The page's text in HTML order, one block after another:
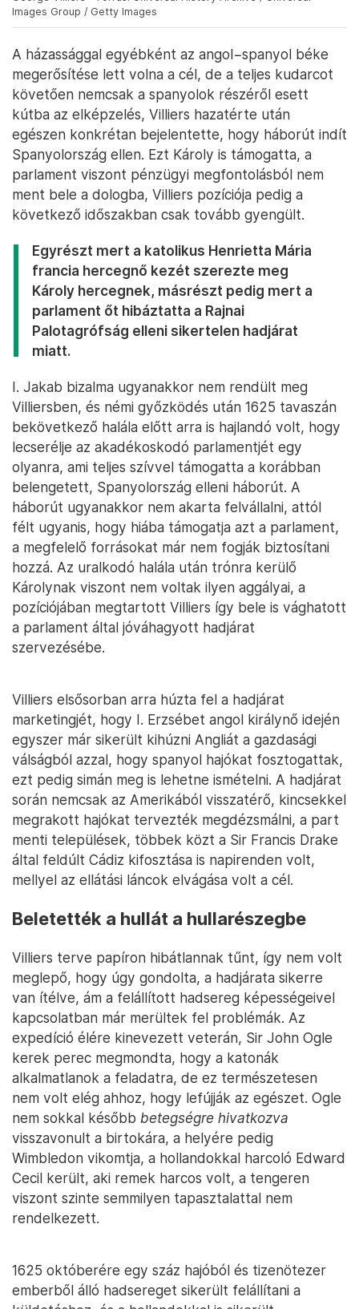
Images Group / Getty Images
A házassággal egyébként az angol−spanyol béke
megerősítése lett volna a cél, de a teljes kudarcot
követően nemcsak a spanyolok részéről esett
kútba az elképzelés, Villiers hazatérte után
egészen konkrétan bejelentette, hogy háborút indít
Spanyolország ellen. Ezt Károly is támogatta, a
parlament viszont pénzügyi megfontolásból nem
ment bele a dologba, Villiers pozíciója pedig a
következő időszakban csak tovább gyengült.
Egyrészt mert a katolikus Henrietta Mária
francia hercegnő kezét szerezte meg
Károly hercegnek, másrészt pedig mert a
parlament őt hibáztatta a Rajnai
Palotagrófság elleni sikertelen hadjárat
miatt.
I. Jakab bizalma ugyanakkor nem rendült meg
Villiersben, és némi győzködés után 1625 tavaszán
bekövetkező halála előtt arra is hajlandó volt, hogy
lecserélje az akadékoskodó parlamentjét egy
olyanra, ami teljes szívvel támogatta a korábban
belengetett, Spanyolország elleni háborút. A
háborút ugyanakkor nem akarta felvállalni, attól
félt ugyanis, hogy hiába támogatja azt a parlament,
a megfelelő forrásokat már nem fogják biztosítani
hozzá. Az uralkodó halála után trónra kerülő
Károlynak viszont nem voltak ilyen aggályai, a
pozíciójában megtartott Villiers így bele is vághatott
a parlament által jóváhagyott hadjárat
szervezésébe.
Villiers elsősorban arra húzta fel a hadjárat
marketingjét, hogy I. Erzsébet angol királynő idején
egyszer már sikerült kihúzni Angliát a gazdasági
válságból azzal, hogy spanyol hajókat fosztogattak,
ezt pedig simán meg is lehetne ismételni. A hadjárat
során nemcsak az Amerikából visszatérő, kincsekkel
megrakott hajókat tervezték megdézsmálni, a part
menti települések, többek közt a Sir Francis Drake
által feldúlt Cádiz kifosztása is napirenden volt,
mellyel az ellátási láncok elvágása volt a cél.
Beletették a hullát a hullarészegbe
Villiers terve papíron hibátlannak tűnt, így nem volt
meglepő, hogy úgy gondolta, a hadjárata sikerre
van ítélve, ám a felállított hadsereg képességeivel
kapcsolatban már merültek fel problémák. Az
expedíció élére kinevezett veterán, Sir John Ogle
kerek perec megmondta, hogy a katonák
alkalmatlanok a feladatra, de ez természetesen
nem volt elég ahhoz, hogy lefújják az egészet. Ogle
nem sokkal később betegségre hivatkozva
visszavonult a birtokára, a helyére pedig
Wimbledon vikomtja, a hollandokkal harcoló Edward
Cecil került, aki remek harcos volt, a tengeren
viszont szinte semmilyen tapasztalattal nem
rendelkezett.
1625 októberére egy száz hajóból és tizenötezer
emberből álló hadsereget sikerült felállítani a